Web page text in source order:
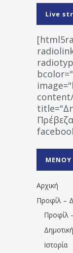
Live
ΜΕΝΟΥ
Αρχική
Προφίλ –
Προφίλ
Ιστορία